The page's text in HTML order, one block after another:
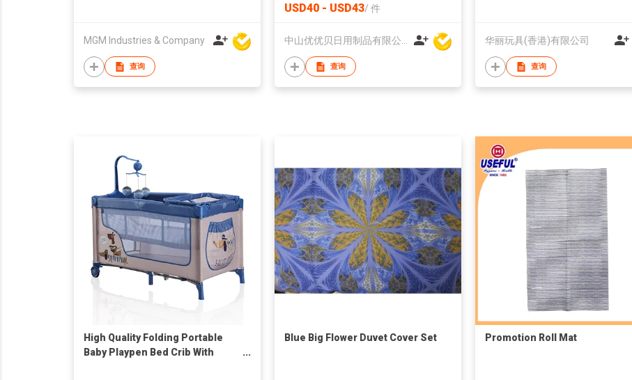
MGM Industries & Company
查询
USD40 - USD43/ 件
查询
华丽玩具(香港)有限公司
查询
High Quality Folding Portable
Baby Playpen Bed Crib With
Blue Big Flower Duvet Cover Set Promotion Roll Mat